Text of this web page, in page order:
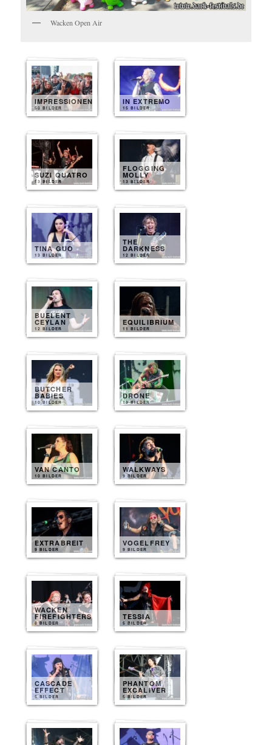
Wacken Open Air
IMPRESSIONEN
50 BILDER
IN EXTREMO
15 BILDER
SUZI QUATRO
13 BILDER
FLOGGING
MOLLY
13 BILDER
TINA GUO
13 BILDER
THE
DARKNESS
12 BILDER
BUELENT
CEYLAN
12 BILDER
EQUILIBRIUM
11 BILDER
BUTCHER
BABIES
10 BILDER
DRONE
10 BILDER
VAN CANTO
10 BILDER
WALKWAYS
9 BILDER
EXTRABREIT
9 BILDER
VOGELFREY
9 BILDER
WACKEN
FIREFIGHTERS
8 BILDER
TESSIA
5 BILDER
CASCADE
EFFECT
5 BILDER
PHANTOM
EXCALIVER
5 BILDER